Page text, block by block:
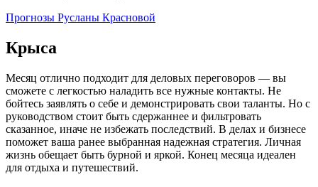
Прогнозы Русланы Красновой
Крыса
Месяц отлично подходит для деловых переговоров — вы
сможете с легкостью наладить все нужные контакты. Не
бойтесь заявлять о себе и демонстрировать свои таланты. Но с
руководством стоит быть сдержаннее и фильтровать
сказанное, иначе не избежать последствий. В делах и бизнесе
поможет ваша ранее выбранная надежная стратегия. Личная
жизнь обещает быть бурной и яркой. Конец месяца идеален
для отдыха и путешествий.